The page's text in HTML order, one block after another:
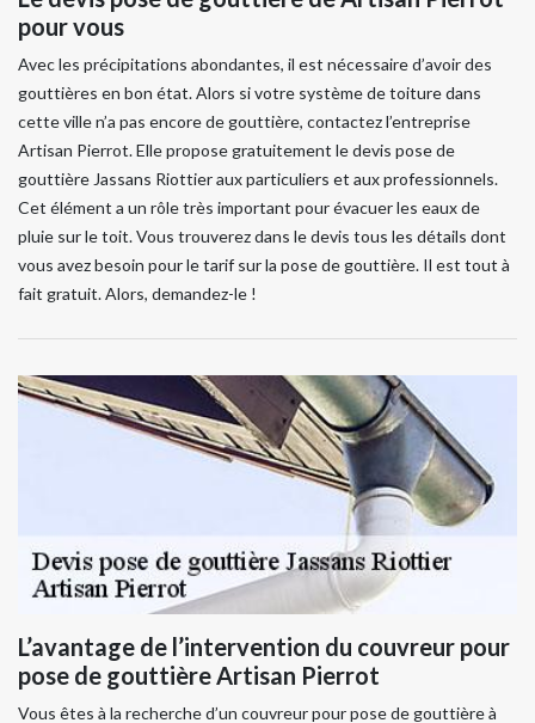
pour vous
Avec les précipitations abondantes, il est nécessaire d’avoir des
gouttières en bon état. Alors si votre système de toiture dans
cette ville n’a pas encore de gouttière, contactez l’entreprise
Artisan Pierrot. Elle propose gratuitement le devis pose de
gouttière Jassans Riottier aux particuliers et aux professionnels.
Cet élément a un rôle très important pour évacuer les eaux de
pluie sur le toit. Vous trouverez dans le devis tous les détails dont
vous avez besoin pour le tarif sur la pose de gouttière. Il est tout à
fait gratuit. Alors, demandez-le !
L’avantage de l’intervention du couvreur pour
pose de gouttière Artisan Pierrot
Vous êtes à la recherche d’un couvreur pour pose de gouttière à